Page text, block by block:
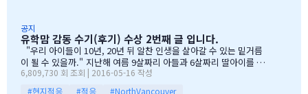
데 불편한거 없이 꼼꼼히 준비하시기 바라며, 내일이면 아마도 무
한의 카톡 및 연락이 오지않을까 생각이 …
전부터 차근 차근 준비하엿습니다. 많은 IGE 가족분들께서 참석해주
셧으며,(총114가족) 노스밴쿠버,랭리교육청 교육감님들께서도 참석
해주셧습니다. 11시30분부터 오픈닝을 시작하엿고, 12시부터 BBQ
파티 시작으로 START 하엿지요. 그 다음 자녀학생들을 위하여 보물
찻기 그리고 Q & A 를 시작으로 학부모님들께 답을 마추신 분들께 선
물을 증정하는 즐거운 시간을 가져습니다. 매년 여름마다 BBQ 파티
공지
유학맘 감동 수기(후기) 수상 2번째 글 입니다.
"우리 아이들이 10년, 20년 뒤 알찬 인생을 살아갈 수 있는 밑거름
이 될 수 있을까." 지난해 여름 9살짜리 아들과 6살짜리 딸아이를 데
리고 캐나다 밴쿠버로 조기유학을 떠날 결심을 했을 때, 매일밤 떠오
르는 고민이었습니다. 지난 10여년동안 부모님과 함께 삼대가 살아
6,809,730 회 조회 | 2016-05-16 작성
#현지적응
#적응 #NorthVancouver